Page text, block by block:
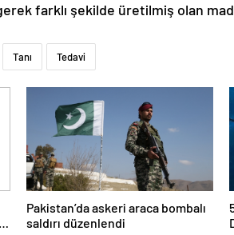
farklı şekilde üretilmiş olan
Tanı Tedavi
Pakistan’da askeri araca bombalı
saldırı düzenlendi